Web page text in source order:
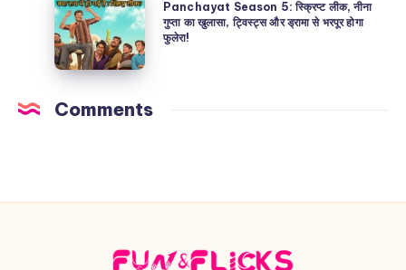
ने
जीता
Priyanka
का
‘Dame
Un
Grrr’
रील
के
Season
5:
स्क्रिप्ट
नीना
Panchayat Season 5: स्क्रिप्ट लीक, नीना
गुप्ता का खुलासा, ट्विस्ट्स और ड्रामा से भरपूर होगा
फुलेरा!
Comments